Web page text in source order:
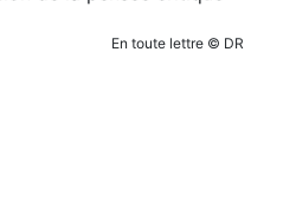
En toute lettre © DR